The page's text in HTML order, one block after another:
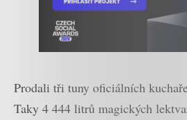
Prodali tři tuny oficiálních
Taky 4 444 litrů magických